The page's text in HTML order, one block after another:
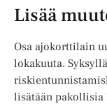
Lisää
Osa ajokorttilain
lokakuuta.
lisätään pakollisia